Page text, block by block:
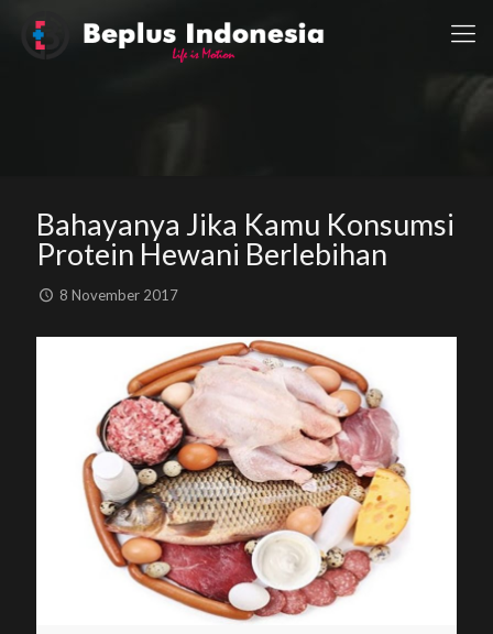
Bahayanya Jika Kamu Konsumsi
Protein Hewani Berlebihan
8 November 2017